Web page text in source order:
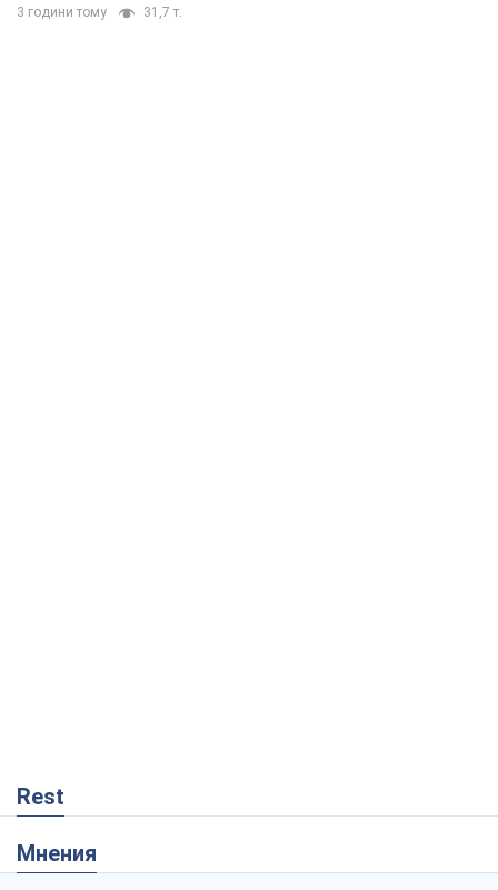
3 години тому 31,7 т.
Rest
Мнения